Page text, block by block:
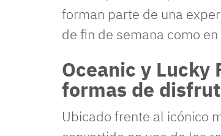
forman parte de una
de fin de semana como
Oceanic y Lucky
formas de
Ubicado frente al icónico